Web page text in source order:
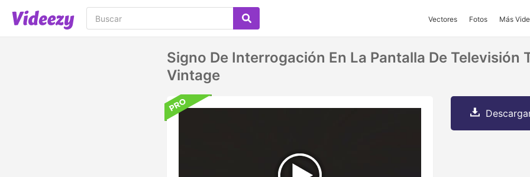
Vectores Fotos Más
Signo De Interrogación En La Pantalla De Televisión
Vintage